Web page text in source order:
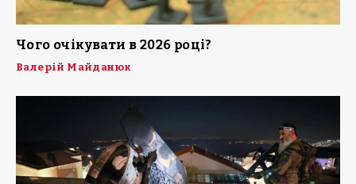
Чого очікувати в 2026 році?
Валерій Майданюк